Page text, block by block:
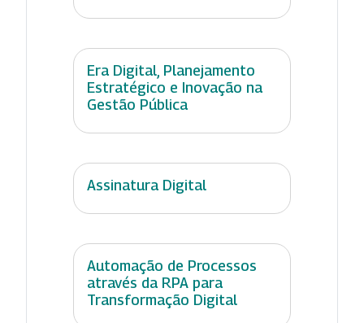
Era Digital, Planejamento
Estratégico e Inovação na
Gestão Pública
Assinatura Digital
Automação de Processos
através da RPA para
Transformação Digital